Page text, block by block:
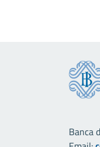
Banca